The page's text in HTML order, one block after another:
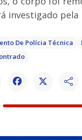
investigado pela
De Polícia Técnica